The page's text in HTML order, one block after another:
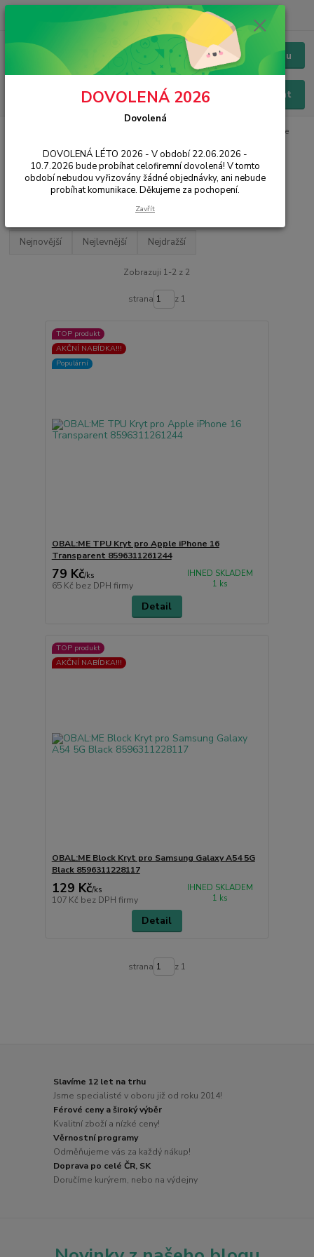
Menu
Hledat
Chat / Online podpora - 24/7
Obal:Me
Obal:Me
Filtr - výrobci a parametry
Nejnovější Nejlevnější Nejdražší
Zobrazuji 1-2 z 2
strana z 1
TOP produkt
AKČNÍ NABÍDKA!!!
Populární
OBAL:ME TPU Kryt pro Apple iPhone 16
Transparent 8596311261244
79 Kč/ks
65 Kč bez DPH firmy
IHNED SKLADEM
1 ks
Detail
TOP produkt
AKČNÍ NABÍDKA!!!
OBAL:ME Block Kryt pro Samsung Galaxy A54 5G
Black 8596311228117
129 Kč/ks
107 Kč bez DPH firmy
IHNED SKLADEM
1 ks
Detail
strana z 1
Slavíme 12 let na trhu
Jsme specialisté v oboru již od roku 2014!
Férové ceny a široký výběr
Kvalitní zboží a nízké ceny!
Věrnostní programy
Odměňujeme vás za každý nákup!
Doprava po celé ČR, SK
Doručíme kurýrem, nebo na výdejny
DOVOLENÁ 2026
Dovolená
DOVOLENÁ LÉTO 2026 - V období 22.06.2026 -
10.7.2026 bude probíhat celofiremní dovolená! V tomto
období nebudou vyřizovány žádné objednávky, ani nebude
probíhat komunikace. Děkujeme za pochopení.
Zavřít